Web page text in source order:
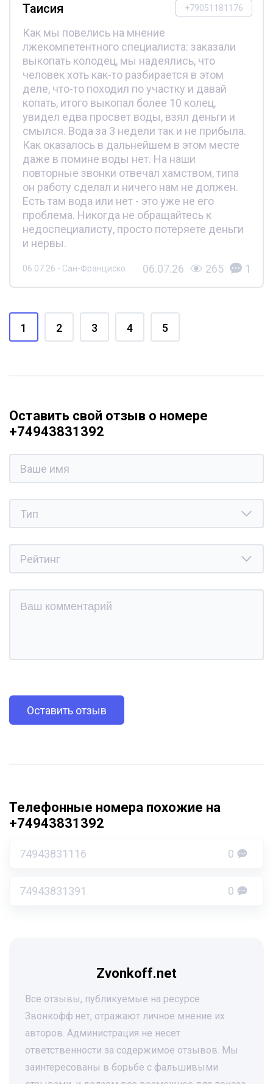
+79051181176
Таисия
Как мы повелись на мнение
лжекомпетентного специалиста: заказали
выкопать колодец, мы надеялись, что
человек хоть как-то разбирается в этом
деле, что-то походил по участку и давай
копать, итого выкопал более 10 колец,
увидел едва просвет воды, взял деньги и
смылся. Вода за 3 недели так и не прибыла.
Как оказалось в дальнейшем в этом месте
даже в помине воды нет. На наши
повторные звонки отвечал хамством, типа
он работу сделал и ничего нам не должен.
Есть там вода или нет - это уже не его
проблема. Никогда не обращайтесь к
недоспециалисту, просто потеряете деньги
и нервы.
06.07.26 - Сан-Франциско 06.07.26 265 1
1 2 3 4 5
Оставить свой отзыв о номере
+74943831392
Оставить отзыв
Телефонные номера похожие на
+74943831392
74943831116 0
74943831391 0
Zvonkoff.net
Все отзывы, публикуемые на ресурсе
Звонкофф.нет, отражают личное мнение их
авторов. Администрация не несет
ответственности за содержимое отзывов. Мы
заинтересованы в борьбе с фальшивыми